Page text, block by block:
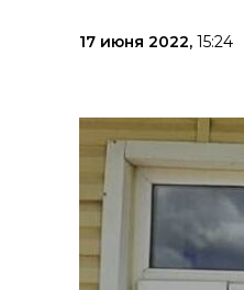
17 июня 2022, 15:24